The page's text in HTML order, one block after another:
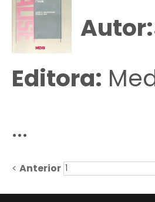
Autor:
Editora:
...
< Anterior